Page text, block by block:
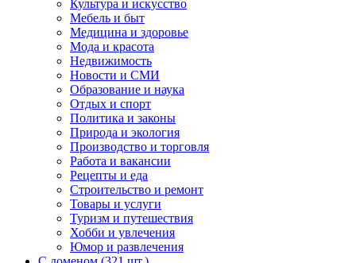
Культура и искусство
Мебель и быт
Медицина и здоровье
Мода и красота
Недвижимость
Новости и СМИ
Образование и наука
Отдых и спорт
Политика и законы
Природа и экология
Производство и торговля
Работа и вакансии
Рецепты и еда
Строительство и ремонт
Товары и услуги
Туризм и путешествия
Хобби и увлечения
Юмор и развлечения